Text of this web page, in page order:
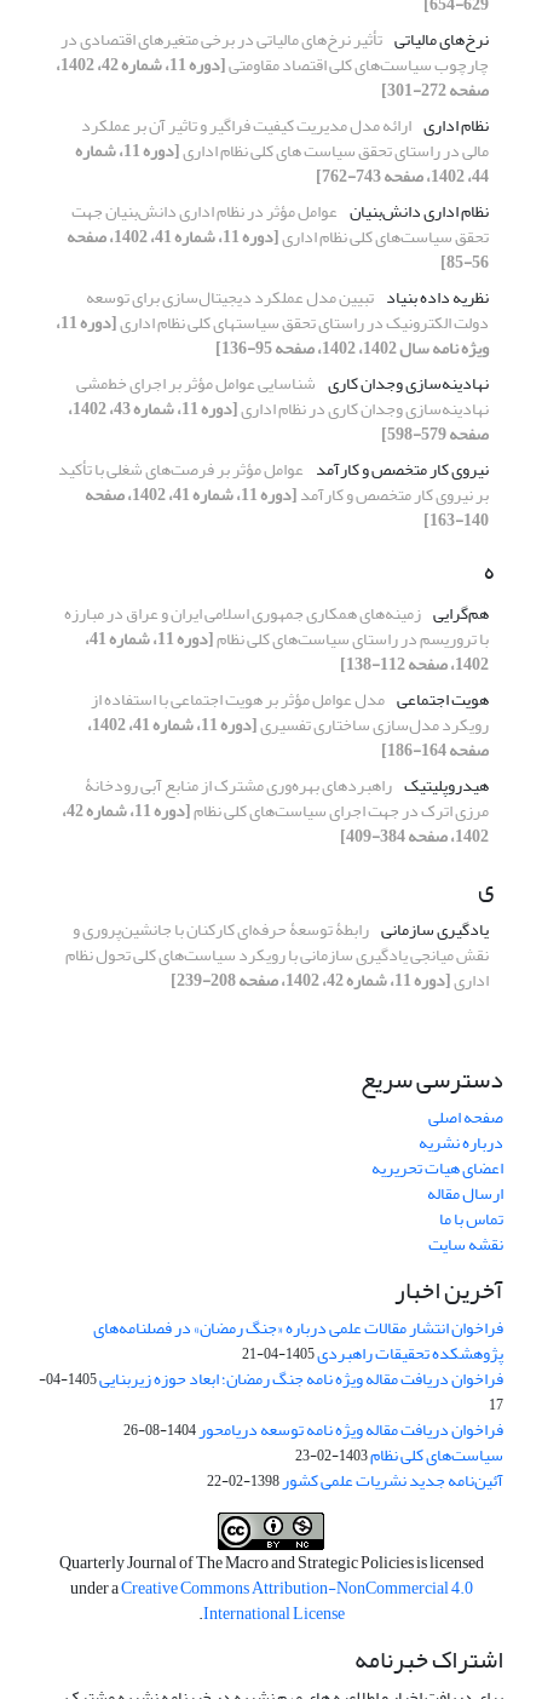
نرخ‌های مالیاتی تأثیر نرخ‌های مالیاتی در برخی متغیرهای اقتصادی در
چارچوب سیاست‌های کلی اقتصاد مقاومتی [دوره 11، شماره 42، 1402،
صفحه 272-301]
نظام اداری ارائه مدل مدیریت کیفیت فراگیر و تاثیر آن بر عملکرد
مالی در راستای تحقق سیاست های کلی نظام اداری [دوره 11، شماره
44، 1402، صفحه 743-762]
نظام اداری دانش‌بنیان عوامل مؤثر در نظام اداری دانش‌بنیان جهت
تحقق سیاست‌های کلی نظام اداری [دوره 11، شماره 41، 1402، صفحه
56-85]
نظریه داده بنیاد تبیین مدل عملکرد دیجیتال‌سازی برای توسعه
دولت الکترونیک در راستای تحقق سیاستهای کلی نظام اداری [دوره 11،
ویژه نامه سال 1402، 1402، صفحه 95-136]
نهادینه‌سازی وجدان کاری شناسایی عوامل مؤثر بر اجرای خط‌مشی
نهادینه‌سازی وجدان کاری در نظام اداری [دوره 11، شماره 43، 1402،
صفحه 579-598]
نیروی‌ کار متخصص و کارآمد عوامل مؤثر بر فرصت‌های شغلی با تأکید
بر نیروی کار متخصص و کارآمد [دوره 11، شماره 41، 1402، صفحه
140-163]
ه
هم‌گرایی زمینه‌های همکاری جمهوری اسلامی ایران و عراق در مبارزه
با تروریسم در راستای سیاست‌های کلی نظام [دوره 11، شماره 41،
1402، صفحه 112-138]
هویت اجتماعی مدل عوامل مؤثر بر هویت اجتماعی با استفاده از
رویکرد مدل‌سازی ساختاری تفسیری [دوره 11، شماره 41، 1402،
صفحه 164-186]
هیدروپلیتیک راهبردهای بهره‌وری مشترک از منابع آبی رودخانۀ
مرزی اترک در جهت اجرای سیاست‌های کلی نظام [دوره 11، شماره 42،
1402، صفحه 384-409]
ی
یادگیری سازمانی رابطۀ توسعۀ حرفه‌ای کارکنان با جانشین‌پروری و
نقش میانجی یادگیری سازمانی با رویکرد سیاست‌های کلی تحول نظام
اداری[دوره 11، شماره 42، 1402، صفحه 208-239]
دسترسی سریع
صفحه اصلی
درباره نشریه
اعضای هیات تحریریه
ارسال مقاله
تماس با ما
نقشه سایت
آخرین اخبار
فراخوان انتشار مقالات علمی درباره «جنگ رمضان» در فصلنامه‌های
پژوهشکده تحقیقات راهبردی1405-04-21
فراخوان دریافت مقاله ویژه نامه جنگ رمضان؛ ابعاد حوزه زیربنایی
1405-04-
17
فراخوان دریافت مقاله ویژه نامه توسعه دریامحور1404-08-26
سیاست‌های کلی نظام1403-02-23
آئین‌نامه جدید نشریات علمی کشور1398-02-22
Quarterly Journal of The Macro and Strategic Policies is licensed
under aCreative Commons Attribution-NonCommercial 4.0
International License
.
اشتراک خبرنامه